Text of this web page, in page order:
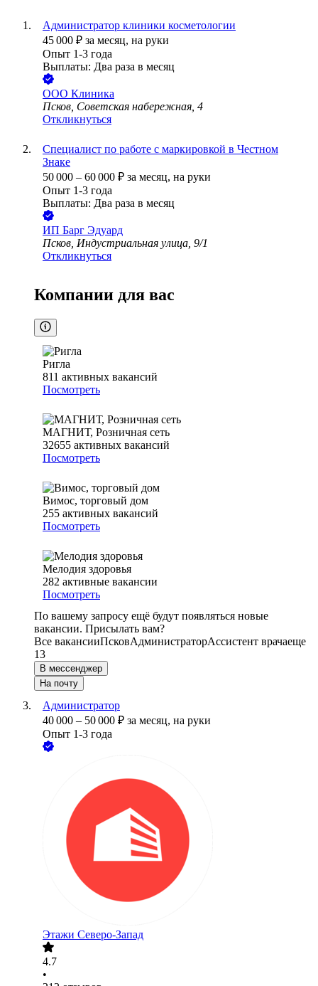
Администратор клиники косметологии
45 000 ₽ за месяц, на руки
Опыт 1-3 года
Выплаты: Два раза в месяц
ООО Клиника
Псков, Советская набережная, 4
Откликнуться
Специалист по работе с маркировкой в Честном
Знаке
50 000 – 60 000 ₽ за месяц, на руки
Опыт 1-3 года
Выплаты: Два раза в месяц
ИП Барг Эдуард
Псков, Индустриальная улица, 9/1
Откликнуться
Компании для вас
Ригла
811 активных вакансий
Посмотреть
МАГНИТ, Розничная сеть
32655 активных вакансий
Посмотреть
Вимос, торговый дом
255 активных вакансий
Посмотреть
Мелодия здоровья
282 активные вакансии
Посмотреть
По вашему запросу ещё будут появляться новые
вакансии. Присылать вам?
Все вакансииПсковАдминистраторАссистент врачаеще
13
В мессенджер
На почту
Администратор
40 000 – 50 000 ₽ за месяц, на руки
Опыт 1-3 года
Этажи Северо-Запад
4.7
•